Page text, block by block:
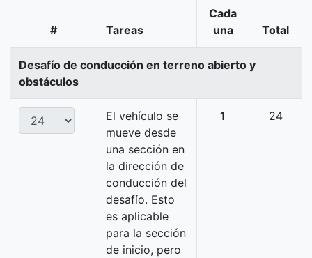
# Tareas
Cada
una
Total
Desafío de conducción en terreno abierto y
obstáculos
El vehículo se
mueve desde
una sección en
la dirección de
conducción del
desafío. Esto
es aplicable
para la sección
de inicio, pero
1 24